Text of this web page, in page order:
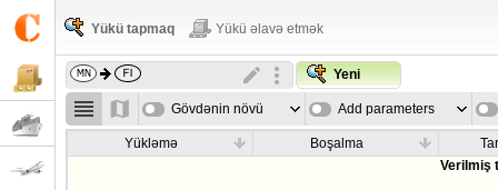
Yükü tapmaq Yükü əlavə etmək
Yeni
Gövdənin növü Add parameters
Yükləmə Boşalma
Verilmiş